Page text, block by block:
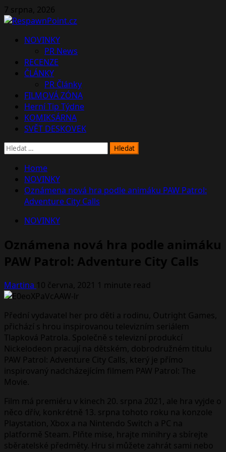
Skip
to
7 srpna, 2026
PrimaryNOVINKY
PR News
RECENZE
ČLÁNKY
PR Články
FILMOVÁ ZÓNA
Herní Tip Týdne
KOMIKSÁRNA
SVĚT DESKOVEK
Vyhledávání
Home
NOVINKY
Oznámena nová hra podle animáku PAW Patrol:
Adventure City Calls
NOVINKY
Oznámena nová hra podle animáku
PAW Patrol: Adventure City Calls
Martina 10 června, 2021 1 minute read
Přední vydavatel her pro děti a rodinu, Outright Games,
přichází s hrou inspirovanou televizním seriálem
Tlapková Patrola. Společně s televizní produkcí
Nickelodeon pracují na dětském, dobrodružném titulu
PAW Patrol: Adventure City Calls, který je přímo
inspirovaný nadcházejícím filmem PAW Patrol: The
Movie.
Film má premiéru v kinech 20. srpna 2021, ale hra vyjde o
něco dřív, konkrétně 13. srpna tohoto roku na konzole
Playstation, Xbox a na Nintendo Switch a PC na
platformě Steam. Plňte mise, hrajte minihry a sbírejte
sběratelské předměty. Hru si můžete zahrát sami nebo